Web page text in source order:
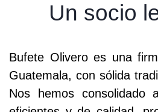
Un socio
Bufete Olivero es una
Guatemala, con sólida
Nos hemos consolidado